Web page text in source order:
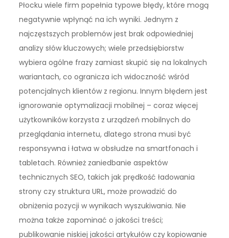
Płocku wiele firm popełnia typowe błędy, które mogą
negatywnie wpłynąć na ich wyniki. Jednym z
najczęstszych problemów jest brak odpowiedniej
analizy słów kluczowych; wiele przedsiębiorstw
wybiera ogólne frazy zamiast skupić się na lokalnych
wariantach, co ogranicza ich widoczność wśród
potencjalnych klientów z regionu. Innym błędem jest
ignorowanie optymalizacji mobilnej – coraz więcej
użytkowników korzysta z urządzeń mobilnych do
przeglądania internetu, dlatego strona musi być
responsywna i łatwa w obsłudze na smartfonach i
tabletach. Również zaniedbanie aspektów
technicznych SEO, takich jak prędkość ładowania
strony czy struktura URL, może prowadzić do
obniżenia pozycji w wynikach wyszukiwania. Nie
można także zapominać o jakości treści;
publikowanie niskiej jakości artykułów czy kopiowanie